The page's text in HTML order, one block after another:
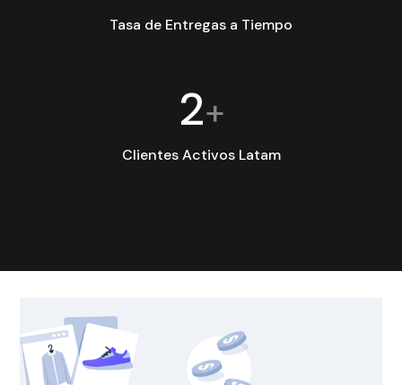
Tasa de Entregas a Tiempo
2+
Clientes Activos Latam